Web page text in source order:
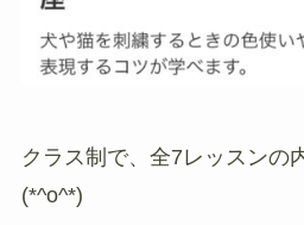
クラス制で、全7レッスンの
(*^o^*)